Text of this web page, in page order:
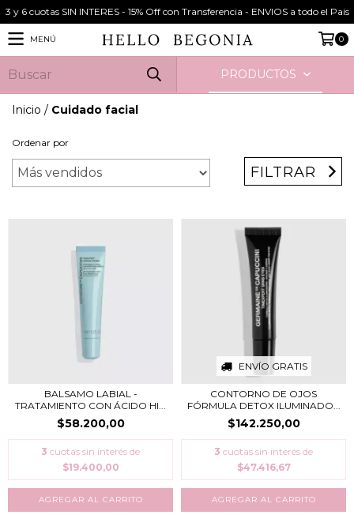
3 y 6 cuotas SIN INTERES - 15% Off con Transferencia - ENVIOS a todo el Pais
MENÚ 0
PRODUCTOS
Inicio / Cuidado facial
Ordenar por
FILTRAR
BALSAMO LABIAL -
TRATAMIENTO CON ÁCIDO HI...
$58.200,00
3 cuotas sin interés de
$19.400,00
ENVÍO GRATIS
CONTORNO DE OJOS
FÓRMULA DETOX ILUMINADO...
$142.250,00
3 cuotas sin interés de
$47.416,67